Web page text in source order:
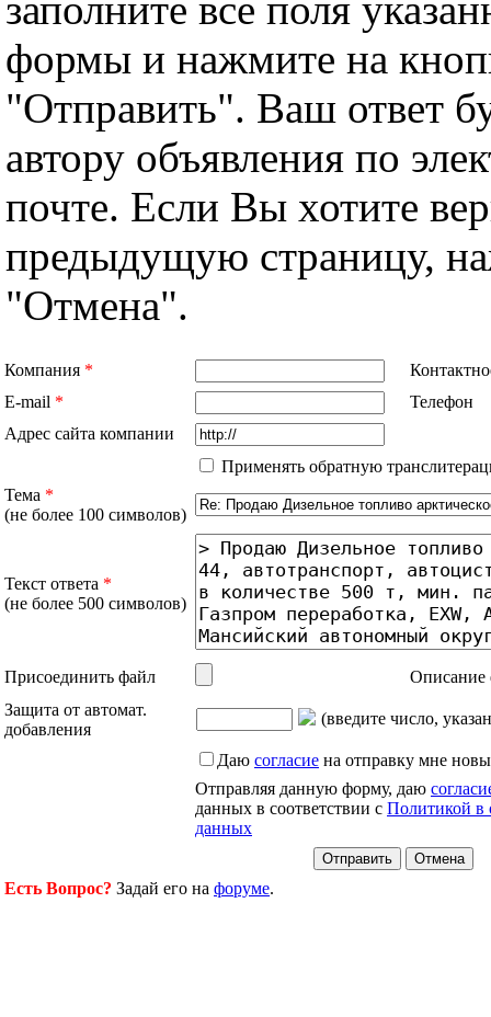
формы и нажмите на
"Отправить". Ваш ответ
автору объявления по
почте. Если Вы хотите
предыдущую страницу,
"Отмена".
Компания *
E-mail *
Телефон
Адрес сайта компании
Применять обратную
Тема *
(не более 100 символов)
Текст ответа *
(не более 500 символов)
Присоединить файл
Описание
Защита от автомат.
добавления
(введите число,
Даю согласие на отправку мне
Отправляя данную форму, даю
данных в соответствии с Политикой в
данных
Есть Вопрос? Задай его на форуме.